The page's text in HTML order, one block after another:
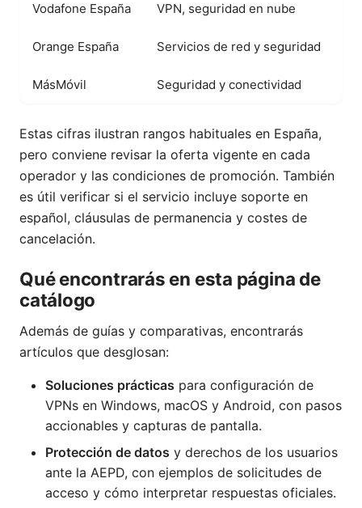
Vodafone España VPN, seguridad en nube
Orange España Servicios de red y seguridad
MásMóvil Seguridad y conectividad
Estas cifras ilustran rangos habituales en España,
pero conviene revisar la oferta vigente en cada
operador y las condiciones de promoción. También
es útil verificar si el servicio incluye soporte en
español, cláusulas de permanencia y costes de
cancelación.
Qué encontrarás en esta página de
catálogo
Además de guías y comparativas, encontrarás
artículos que desglosan:
Soluciones prácticas para configuración de
VPNs en Windows, macOS y Android, con pasos
accionables y capturas de pantalla.
Protección de datos y derechos de los usuarios
ante la AEPD, con ejemplos de solicitudes de
acceso y cómo interpretar respuestas oficiales.